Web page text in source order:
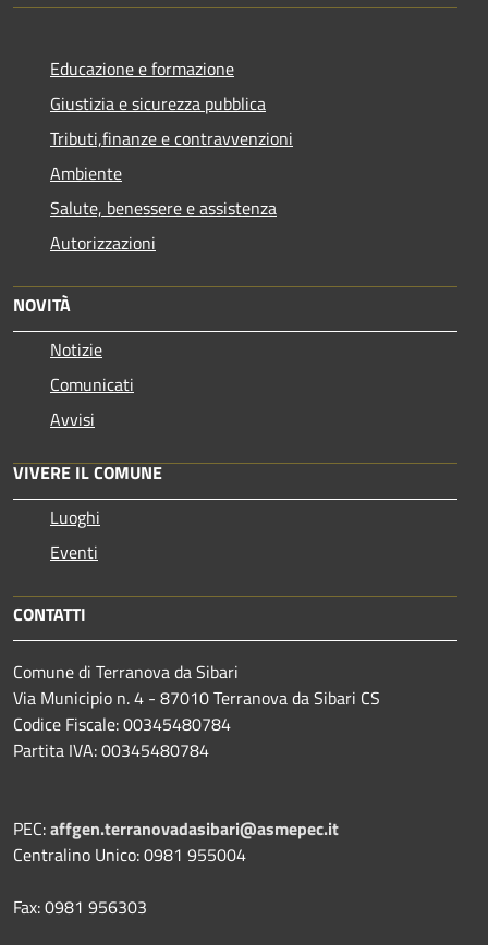
Educazione e formazione
Giustizia e sicurezza pubblica
Tributi,finanze e contravvenzioni
Ambiente
Salute, benessere e assistenza
Autorizzazioni
NOVITÀ
Notizie
Comunicati
Avvisi
VIVERE IL COMUNE
Luoghi
Eventi
CONTATTI
Comune di Terranova da Sibari
Via Municipio n. 4 - 87010 Terranova da Sibari CS
Codice Fiscale: 00345480784
Partita IVA: 00345480784
PEC:affgen.terranovadasibari@asmepec.it
Centralino Unico: 0981 955004
Fax: 0981 956303